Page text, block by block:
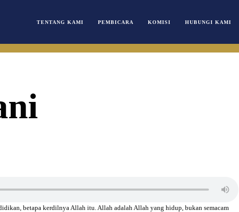
TENTANG KAMI PEMBICARA KOMISI HUBUNGI KAMI
betapa kerdilnya Allah itu. Allah adalah Allah yang hidup, bukan semacam